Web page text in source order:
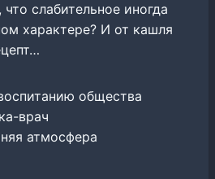
слабительное иногда
характере? И от кашля
общества
врач
атмосфера